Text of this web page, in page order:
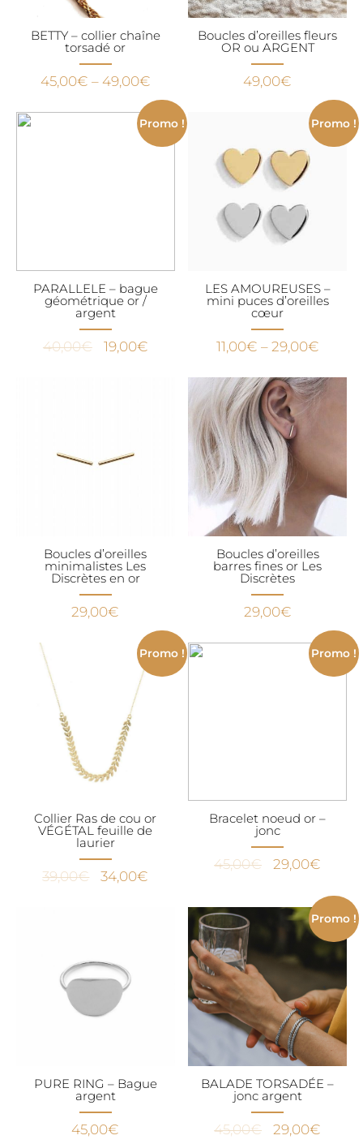
BETTY – collier chaîne
torsadé or
45,00€ – 49,00€
Boucles d’oreilles fleurs
OR ou ARGENT
49,00€
Promo !
PARALLELE – bague
géométrique or /
argent
40,00€
Le
19,00€Le
Promo !
LES AMOUREUSES –
mini puces d’oreilles
cœur
11,00€ – 29,00€
Boucles d’oreilles
minimalistes Les
Discrètes en or
29,00€
Boucles d’oreilles
barres fines or Les
Discrètes
29,00€
Promo !
Collier Ras de cou or
VÉGÉTAL feuille de
laurier
39,00€
Le
34,00€
actuel
34,00€.
Promo !
Bracelet noeud or –
jonc
45,00€
Le
initial
était :
45,00€.
29,00€
actuel
est :
PURE RING – Bague
argent
45,00€
Promo !
BALADE TORSADÉE –
jonc argent
45,00€
Le
29,00€